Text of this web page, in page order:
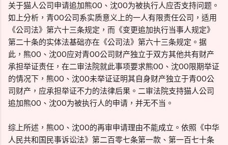
关于猫人公司申请追加熊OO、沈OO为被执行人应否支持问题。
如上分析，青OO公司系实质意义上的一人有限责任公司，适用
《公司法》第六十三条规定，而《变更追加执行当事人规定》
第二十条的实体法基础亦在《公司法》第六十三条规定。据
此，熊OO、沈OO应对青OO公司财产独立于双方其他共有财产
承担举证责任，在二审法院就此事项要求熊OO、沈OO限期举证
的情况下，熊OO、沈OO未举证证明其自身财产独立于青OO公
司财产，应承担举证不力的法律后果。二审法院支持猫人公司
追加熊OO、沈OO为被执行人的申请，并无不当。
综上所述，熊OO、沈OO的再审申请理由不能成立。依照《中华
人民共和国民事诉讼法》第二百零七条第一款、第一百七十条